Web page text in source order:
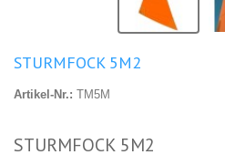
STURMFOCK 5M2
Artikel-Nr.: TM5M
STURMFOCK 5M2